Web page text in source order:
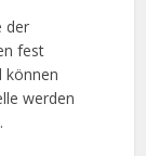
der
fest
können
werden